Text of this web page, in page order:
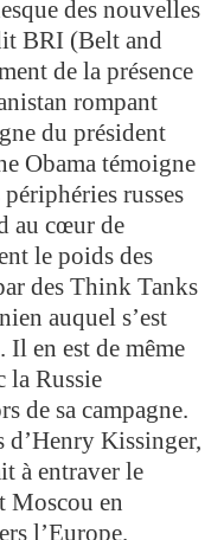
des nouvelles
BRI (Belt and
de la présence
rompant
du président
Obama témoigne
russes
au cœur de
le poids des
des Think Tanks
auquel s’est
Il en est de même
la Russie
de sa campagne.
d’Henry Kissinger,
à entraver le
Moscou en
l’Europe.